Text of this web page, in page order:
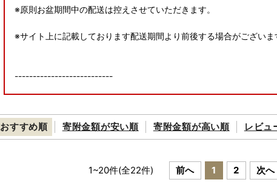
※原則お盆期間中の配送は控えさせていただきます。
※サイト上に記載しております配送期間より前後する場合がございま
---------------------------
おすすめ順 寄附金額が安い順 寄附金額が高い順 レビュ
1~20件(全22件) 前へ 1 2 次へ